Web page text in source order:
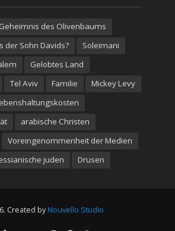
des Olivenbaums
der Sohn Davids?
Soleimani
Gelobtes Land
Tel Aviv Familie
Mickey Levy
arabische Christen
Voreingenommenheit der Medien
juden Drusen
Created by Nouvello Studio